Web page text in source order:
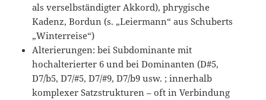
als verselbständigter Akkord), phrygische
Kadenz, Bordun (s. „Leiermann“ aus Schuberts
„Winterreise“)
Alterierungen: bei Subdominante mit
hochalterierter 6 und bei Dominanten (D#5,
D7/b5, D7/#5, D7/#9, D7/b9 usw. ; innerhalb
komplexer Satzstrukturen – oft in Verbindung